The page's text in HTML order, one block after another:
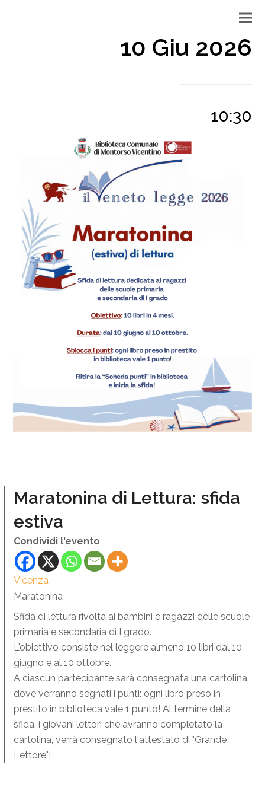
10 Giu 2026
10:30
Maratonina di Lettura: sfida
estiva
Condividi l'evento
Vicenza
Maratonina
Sfida di lettura rivolta ai bambini e ragazzi delle scuole
primaria e secondaria di I grado.
L'obiettivo consiste nel leggere almeno 10 libri dal 10
giugno e al 10 ottobre.
A ciascun partecipante sarà consegnata una cartolina
dove verranno segnati i punti: ogni libro preso in
prestito in biblioteca vale 1 punto! Al termine della
sfida, i giovani lettori che avranno completato la
cartolina, verrà consegnato l'attestato di "Grande
Lettore"!